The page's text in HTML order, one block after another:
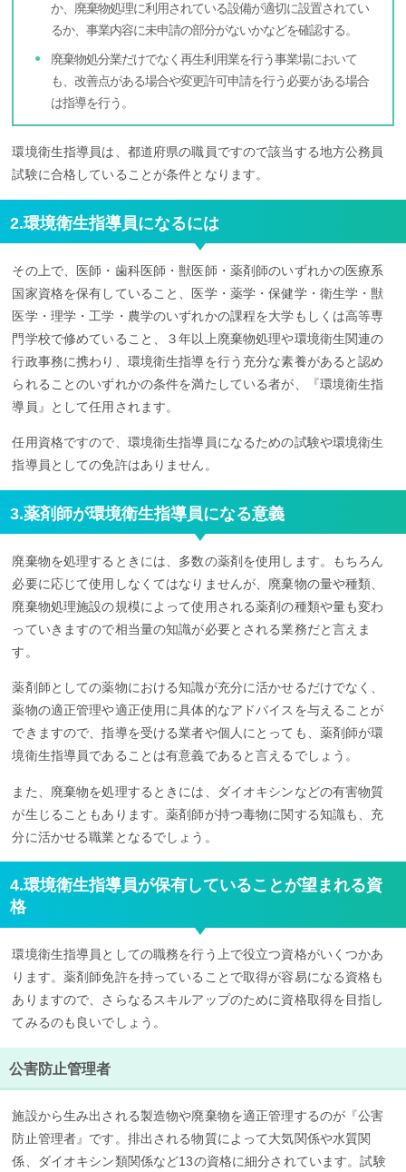
か、廃棄物処理に利用されている設備が適切に設置されてい
るか、事業内容に未申請の部分がないかなどを確認する。
廃棄物処分業だけでなく再生利用業を行う事業場において
も、改善点がある場合や変更許可申請を行う必要がある場合
は指導を行う。
環境衛生指導員は、都道府県の職員ですので該当する地方公務員
試験に合格していることが条件となります。
2.環境衛生指導員になるには
その上で、医師・歯科医師・獣医師・薬剤師のいずれかの医療系
国家資格を保有していること、医学・薬学・保健学・衛生学・獣
医学・理学・工学・農学のいずれかの課程を大学もしくは高等専
門学校で修めていること、３年以上廃棄物処理や環境衛生関連の
行政事務に携わり、環境衛生指導を行う充分な素養があると認め
られることのいずれかの条件を満たしている者が、『環境衛生指
導員』として任用されます。
任用資格ですので、環境衛生指導員になるための試験や環境衛生
指導員としての免許はありません。
3.薬剤師が環境衛生指導員になる意義
廃棄物を処理するときには、多数の薬剤を使用します。もちろん
必要に応じて使用しなくてはなりませんが、廃棄物の量や種類、
廃棄物処理施設の規模によって使用される薬剤の種類や量も変わ
っていきますので相当量の知識が必要とされる業務だと言えま
す。
薬剤師としての薬物における知識が充分に活かせるだけでなく、
薬物の適正管理や適正使用に具体的なアドバイスを与えることが
できますので、指導を受ける業者や個人にとっても、薬剤師が環
境衛生指導員であることは有意義であると言えるでしょう。
また、廃棄物を処理するときには、ダイオキシンなどの有害物質
が生じることもあります。薬剤師が持つ毒物に関する知識も、充
分に活かせる職業となるでしょう。
4.環境衛生指導員が保有していることが望まれる資
格
環境衛生指導員としての職務を行う上で役立つ資格がいくつかあ
ります。薬剤師免許を持っていることで取得が容易になる資格も
ありますので、さらなるスキルアップのために資格取得を目指し
てみるのも良いでしょう。
公害防止管理者
施設から生み出される製造物や廃棄物を適正管理するのが『公害
防止管理者』です。排出される物質によって大気関係や水質関
係、ダイオキシン類関係など13の資格に細分されています。試験